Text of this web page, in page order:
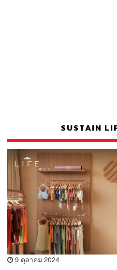
SUSTAIN
9 ตุลาคม 2024